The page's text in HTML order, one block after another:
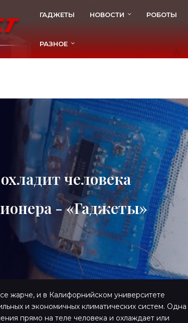
ГАДЖЕТЫ НОВОСТИ РОБОТЫ
РАЗНОЕ
человека
- «Гаджеты»
жарче, и в Калифорнийском университете
и экономичных климатических систем. Одна
прямо на теле человека и охлаждает или